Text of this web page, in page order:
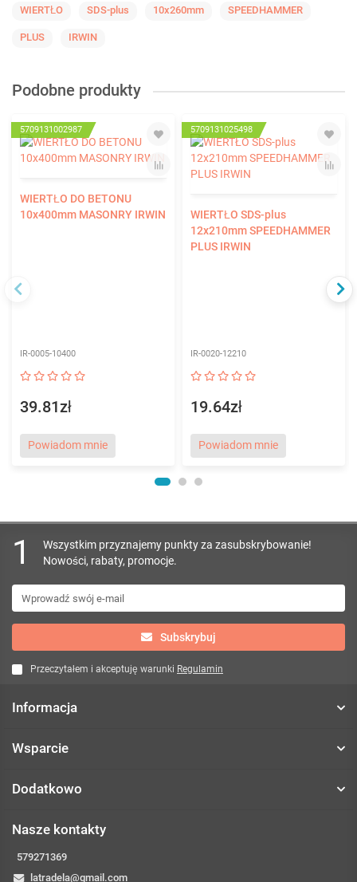
WIERTŁO SDS-plus 10x260mm SPEEDHAMMER
PLUS IRWIN
Podobne produkty
5709131002987
WIERTŁO DO BETONU
10x400mm MASONRY IRWIN
IR-0005-10400
39.81zł
Powiadom mnie
5709131025498
WIERTŁO SDS-plus
12x210mm SPEEDHAMMER
PLUS IRWIN
IR-0020-12210
19.64zł
Powiadom mnie
1
Wszystkim przyznajemy punkty za zasubskrybowanie!
Nowości, rabaty, promocje.
Subskrybuj
Przeczytałem i akceptuję warunki Regulamin
Informacja
Wsparcie
Dodatkowo
Nasze kontakty
579271369
latradela@gmail.com